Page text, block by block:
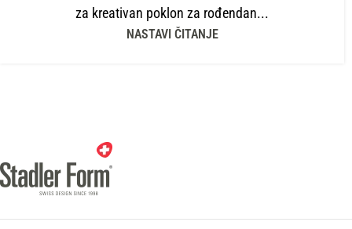
za kreativan poklon za rođendan...
NASTAVI ČITANJE